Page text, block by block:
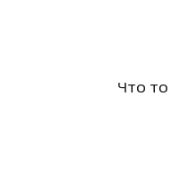
Что то